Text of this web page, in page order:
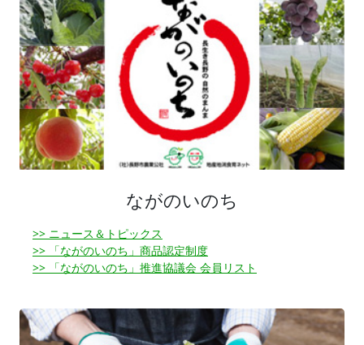
ながのいのち
>> ニュース＆トピックス
>> 「ながのいのち」商品認定制度
>> 「ながのいのち」推進協議会 会員リスト